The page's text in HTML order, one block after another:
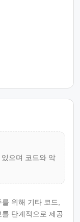
으며 코드와 악
위해 기타 코드,
단계적으로 제공